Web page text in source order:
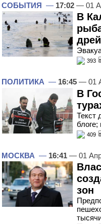
СОБЫТИЯ — 17:02 — 01
В
393
ПОЛИТИКА — 16:45 — 01
В
Текст
блоге;
409
МОСКВА — 16:41 — 01
зон